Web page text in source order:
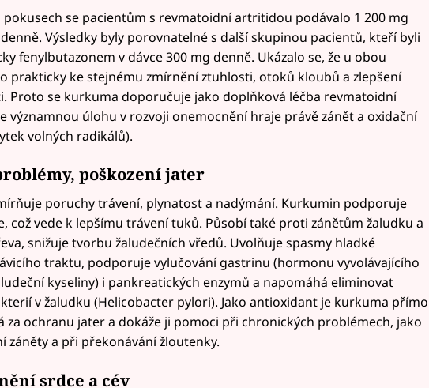
pokusech se pacientům s revmatoidní artritidou podávalo 1 200 mg
Výsledky byly porovnatelné s další skupinou pacientů, kteří byli
fenylbutazonem v dávce 300 mg denně. Ukázalo se, že u obou
prakticky ke stejnému zmírnění ztuhlosti, otoků kloubů a zlepšení
Proto se kurkuma doporučuje jako doplňková léčba revmatoidní
významnou úlohu v rozvoji onemocnění hraje právě zánět a oxidační
volných radikálů).
poškození jater
poruchy trávení, plynatost a nadýmání. Kurkumin podporuje
což vede k lepšímu trávení tuků. Působí také proti zánětům žaludku a
snižuje tvorbu žaludečních vředů. Uvolňuje spasmy hladké
traktu, podporuje vylučování gastrinu (hormonu vyvolávajícího
kyseliny) i pankreatických enzymů a napomáhá eliminovat
v žaludku (Helicobacter pylori). Jako antioxidant je kurkuma přímo
za ochranu jater a dokáže ji pomoci při chronických problémech, jako
záněty a při překonávání žloutenky.
srdce a cév